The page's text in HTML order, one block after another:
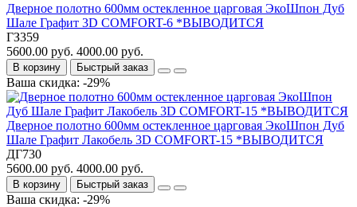
Дверное полотно 600мм остекленное царговая ЭкоШпон Дуб
Шале Графит 3D COMFORT-6 *ВЫВОДИТСЯ
ГЗ359
5600.00 руб. 4000.00 руб.
В корзину Быстрый заказ
Ваша скидка: -29%
Дверное полотно 600мм остекленное царговая ЭкоШпон Дуб
Шале Графит Лакобель 3D COMFORT-15 *ВЫВОДИТСЯ
ДГ730
5600.00 руб. 4000.00 руб.
В корзину Быстрый заказ
Ваша скидка: -29%